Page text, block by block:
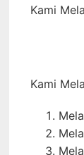
Kami
Kami